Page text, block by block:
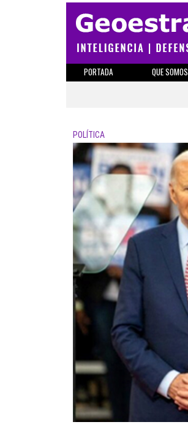
PORTADA QUE SOMOS
POLÍTICA